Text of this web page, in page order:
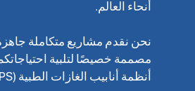
أنحاء العالم.
نحن نقدم مشاريع متكاملة جاهزة
مصممة خصيصًا لتلبية
أنظمة أنابيب الغازات الطبية (MGPS).